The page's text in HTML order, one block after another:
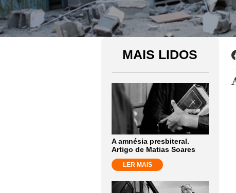
MAIS LIDOS
A amnésia presbiteral.
Artigo de Matias Soares
LER MAIS